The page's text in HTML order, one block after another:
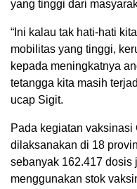
yang tinggi dari
“Ini kalau tak hati-hati
mobilitas yang tinggi,
kepada meningkatnya
tetangga kita masih
ucap Sigit.
Pada kegiatan vaksinasi
dilaksanakan di 18
sebanyak 162.417 dosis
menggunakan stok